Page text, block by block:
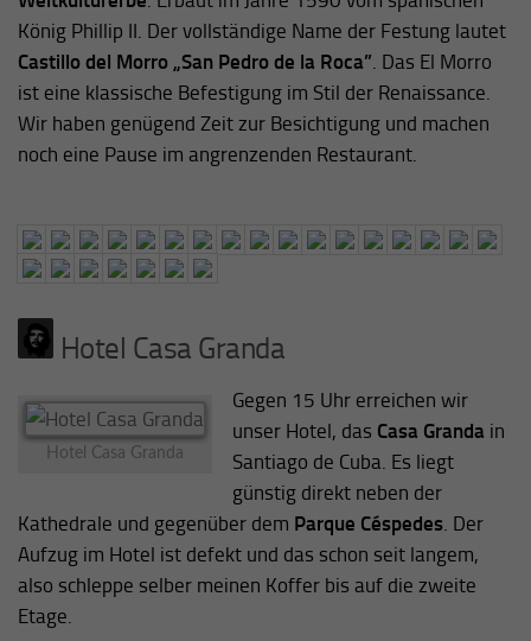
König Phillip II. Der vollständige Name der Festung lautet
Castillo del Morro „San Pedro de la Roca”. Das El Morro
ist eine klassische Befestigung im Stil der Renaissance.
Wir haben genügend Zeit zur Besichtigung und machen
noch eine Pause im angrenzenden Restaurant.
Hotel Casa Granda
Hotel Casa Granda
Gegen 15 Uhr erreichen wir
unser Hotel, das Casa Granda in
Santiago de Cuba. Es liegt
günstig direkt neben der
Kathedrale und gegenüber dem Parque Céspedes. Der
Aufzug im Hotel ist defekt und das schon seit langem,
also schleppe selber meinen Koffer bis auf die zweite
Etage.